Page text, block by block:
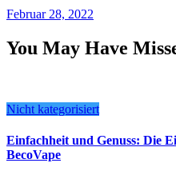
Februar 28, 2022
You May Have
Nicht kategorisiert
Einfachheit und Genuss: Die
BecoVape